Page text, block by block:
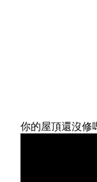
你的屋頂還沒修